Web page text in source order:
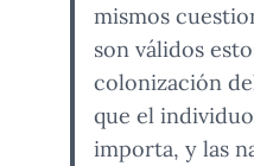
mismos
son válidos
colonización
que el
importa, y las